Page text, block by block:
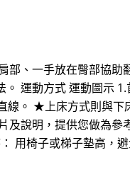
部、一手放在臀部協
運動方式 運動圖示
線。 ★上床方式則與下
及說明，提供您做為
用椅子或梯子墊高，